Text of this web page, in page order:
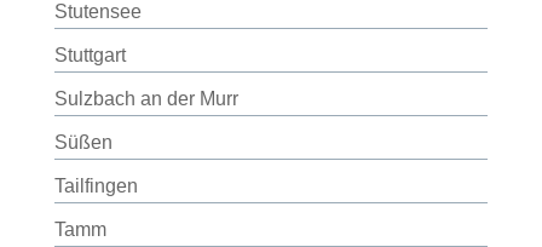
Stutensee
Stuttgart
Sulzbach an der Murr
Süßen
Tailfingen
Tamm